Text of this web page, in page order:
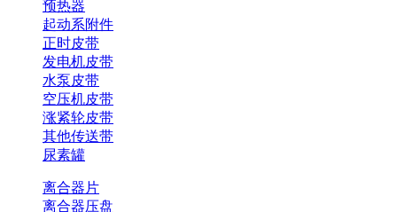
预热器
起动系附件
正时皮带
发电机皮带
水泵皮带
空压机皮带
涨紧轮皮带
其他传送带
尿素罐
离合器片
离合器压盘